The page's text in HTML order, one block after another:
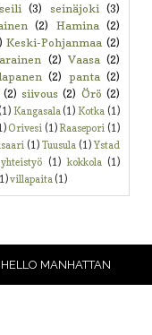
seili (3) seinäjoki (3)
(2) Hamina (2)
Keski-Pohjanmaa (2)
(2) Vaasa (2)
(2) panta (2)
(2) siivous (2) Örö (2)
Kangasala (1) Kotka (1)
Orivesi (1)Raasepori (1)
(1) Tuusula (1) Ystad
(1) kokkola (1)
villapaita(1)
HELLO MANHATTAN